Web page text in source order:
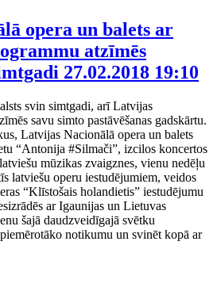
opera un balets ar
atzīmēs
27.02.2018 19:10
svin simtgadi, arī Latvijas
savu simto pastāvēšanas gadskārtu.
Latvijas Nacionālā opera un balets
“Antonija #Silmači”, izcilos koncertos
mūzikas zvaigznes, vienu nedēļu
latviešu operu iestudējumiem, veidos
“Klīstošais holandietis” iestudējumu
ar Igaunijas un Lietuvas
šajā daudzveidīgajā svētku
notikumu un svinēt kopā ar